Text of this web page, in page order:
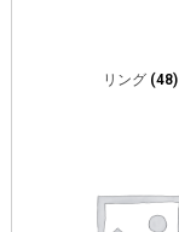
リング (48)